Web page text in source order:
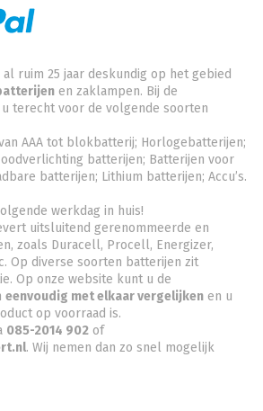
ruim 25 jaar deskundig op het gebied
en zaklampen. Bij de
terecht voor de volgende soorten
AAA tot blokbatterij; Horlogebatterijen;
batterijen; Batterijen voor
batterijen; Lithium batterijen; Accu’s.
werkdag in huis!
uitsluitend gerenommeerde en
zoals Duracell, Procell, Energizer,
Op diverse soorten batterijen zit
Op onze website kunt u de
eenvoudig met elkaar vergelijken en u
op voorraad is.
085-2014 902 of
. Wij nemen dan zo snel mogelijk